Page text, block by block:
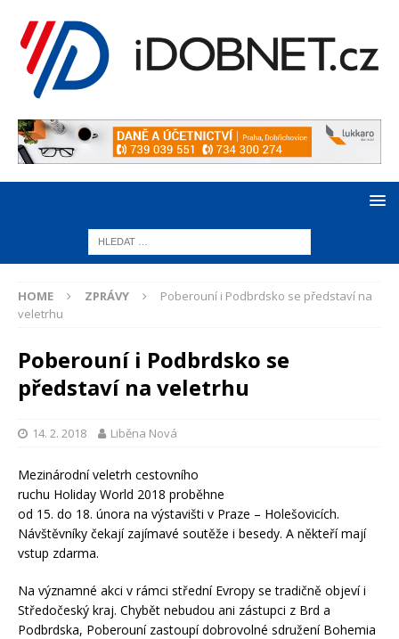
HOME ZPRÁVY
Poberouní i Podbrdsko se představí na
veletrhu
Poberouní i Podbrdsko se
představí na veletrhu
14. 2. 2018 Liběna Nová
Mezinárodní veletrh cestovního
ruchu Holiday World 2018 proběhne
od 15. do 18. února na výstavišti v Praze – Holešovicích.
Návštěvníky čekají zajímavé soutěže i besedy. A někteří mají
vstup zdarma.
Na významné akci v rámci střední Evropy se tradičně objeví i
Středočeský kraj. Chybět nebudou ani zástupci z Brd a
Podbrdska, Poberouní zastoupí dobrovolné sdružení Bohemia